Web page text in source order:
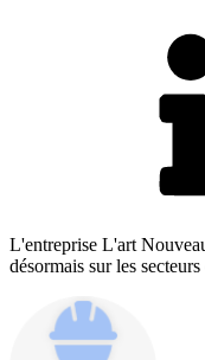
L'entreprise L'art
désormais sur les